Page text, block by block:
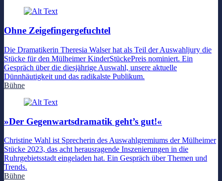
Ohne Zeigefingergefuchtel
Die Dramatikerin Theresia Walser hat als Teil der Auswahljury die
Stücke für den Mülheimer KinderStückePreis nominiert. Ein
Gespräch über die diesjährige Auswahl, unsere aktuelle
Dünnhäutigkeit und das radikalste Publikum.
Bühne
»Der Gegenwartsdramatik geht’s gut!«
Christine Wahl ist Sprecherin des Auswahlgremiums der Mülheimer
Stücke 2023, das acht herausragende Inszenierungen in die
Ruhrgebietsstadt eingeladen hat. Ein Gespräch über Themen und
Trends.
Bühne